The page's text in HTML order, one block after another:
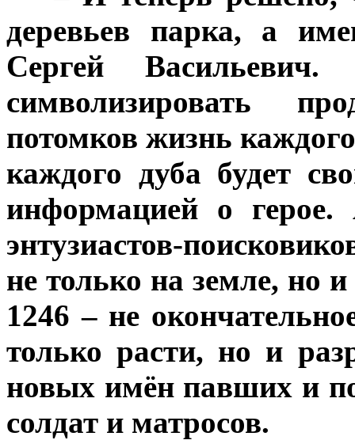
деревьев парка, а
Сергей
символизировать
потомков жизнь
каждого дуба будет
информацией о
энтузиастов-
не только на земле, но
1246 – не
только расти, но и
новых имён павших и
солдат и матросов.